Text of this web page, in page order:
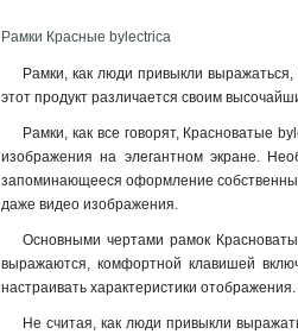
Рамки Красные bylectrica
Рамки, как люди привыкли
этот продукт различается своим
Рамки, как все говорят, Красноватые
изображения на элегантном экране.
запоминающееся оформление
даже видео изображения.
Основными чертами рамок
выражаются, комфортной клавишей
настраивать характеристики отображения.
Не считая, как люди привыкли